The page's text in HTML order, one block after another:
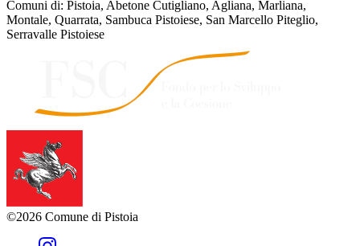
Comuni di: Pistoia, Abetone Cutigliano, Agliana, Marliana,
Montale, Quarrata, Sambuca Pistoiese, San Marcello Piteglio,
Serravalle Pistoiese
©2026 Comune di Pistoia